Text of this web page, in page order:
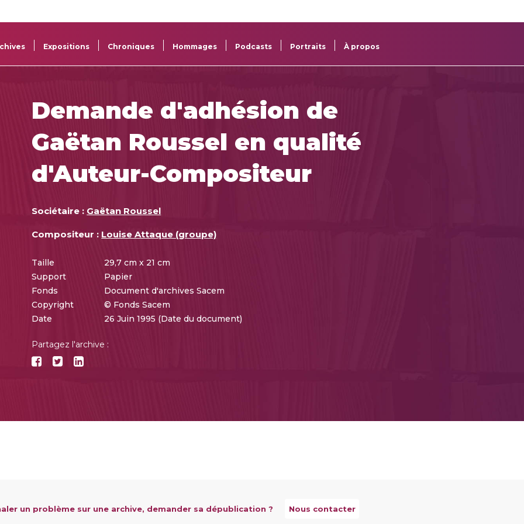
Sacem
projets
Sacem
des œuvres
Expositions Chroniques Hommages Podcasts Portraits À propos
Demande d'adhésion de
Gaëtan Roussel en qualité
d'Auteur-Compositeur
Sociétaire : Gaëtan Roussel
Compositeur : Louise Attaque (groupe)
Taille
29,7 cm x 21 cm
Support
Papier
Fonds
Document d'archives Sacem
Copyright
© Fonds Sacem
Date
26 Juin 1995 (Date du document)
Partagez l'archive :
un problème sur une archive, demander sa dépublication ? Nous contacter